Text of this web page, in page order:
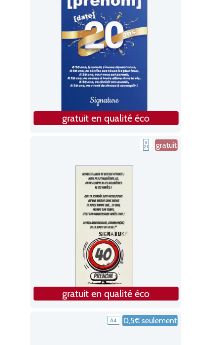
gratuit en qualité éco
gratuit
gratuit en qualité éco
0,5€ seulement